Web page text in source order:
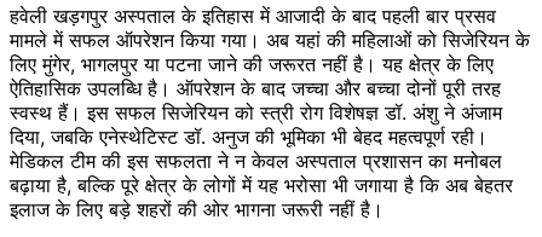
हवेली खड़गपुर अस्पताल के इतिहास में आजादी के बाद पहली बार प्रसव
मामले में सफल ऑपरेशन किया गया। अब यहां की महिलाओं को सिजेरियन के
लिए मुंगेर, भागलपुर या पटना जाने की जरूरत नहीं है। यह क्षेत्र के लिए
ऐतिहासिक उपलब्धि है। ऑपरेशन के बाद जच्चा और बच्चा दोनों पूरी तरह
स्वस्थ हैं। इस सफल सिजेरियन को स्त्री रोग विशेषज्ञ डॉ. अंशु ने अंजाम
दिया, जबकि एनेस्थेटिस्ट डॉ. अनुज की भूमिका भी बेहद महत्वपूर्ण रही।
मेडिकल टीम की इस सफलता ने न केवल अस्पताल प्रशासन का मनोबल
बढ़ाया है, बल्कि पूरे क्षेत्र के लोगों में यह भरोसा भी जगाया है कि अब बेहतर
इलाज के लिए बड़े शहरों की ओर भागना जरूरी नहीं है।